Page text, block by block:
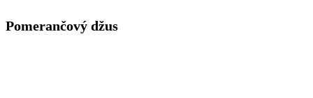
Pomerančový džus